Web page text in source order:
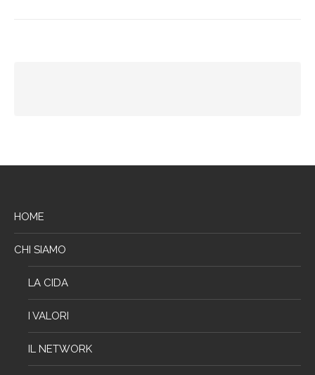
HOME
CHI SIAMO
LA CIDA
I VALORI
IL NETWORK